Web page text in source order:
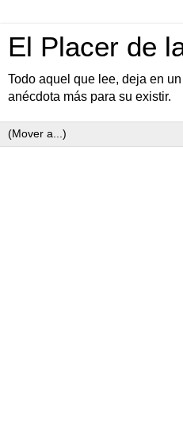
El Placer de
Todo aquel que lee, deja en
anécdota más para su existir.